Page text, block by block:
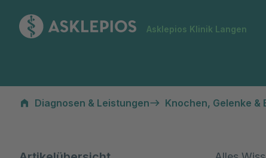
Asklepios Klinik Langen
Diagnosen & Leistungen
Knochen, Gelenke &